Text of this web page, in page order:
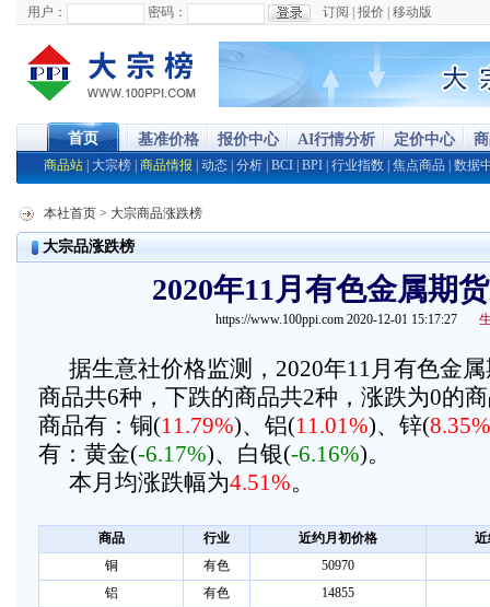
用户： 密码： 订阅 报价 移动版
首页 基准价格 报价中心 AI行情分析 定价中心
商品站 大宗榜 商品情报 动态 分析 BCI BPI 行业指数 焦点商品 数据
本社首页 > 大宗商品涨跌榜
大宗品涨跌榜
2020年11月有色金属期
https://www.100ppi.com 2020-12-01 15:17:27
据生意社价格监测，2020年11月有色金
商品共6种，下跌的商品共2种，涨跌为0的
商品有：铜(11.79%)、铝(11.01%)、锌(8.35%
有：黄金(-6.17%)、白银(-6.16%)。
本月均涨跌幅为4.51%。
商品 行业 近约月初价格
铜
有色
50970
铝
有色
14855